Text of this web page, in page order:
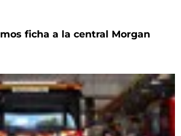
ficha a la central Morgan